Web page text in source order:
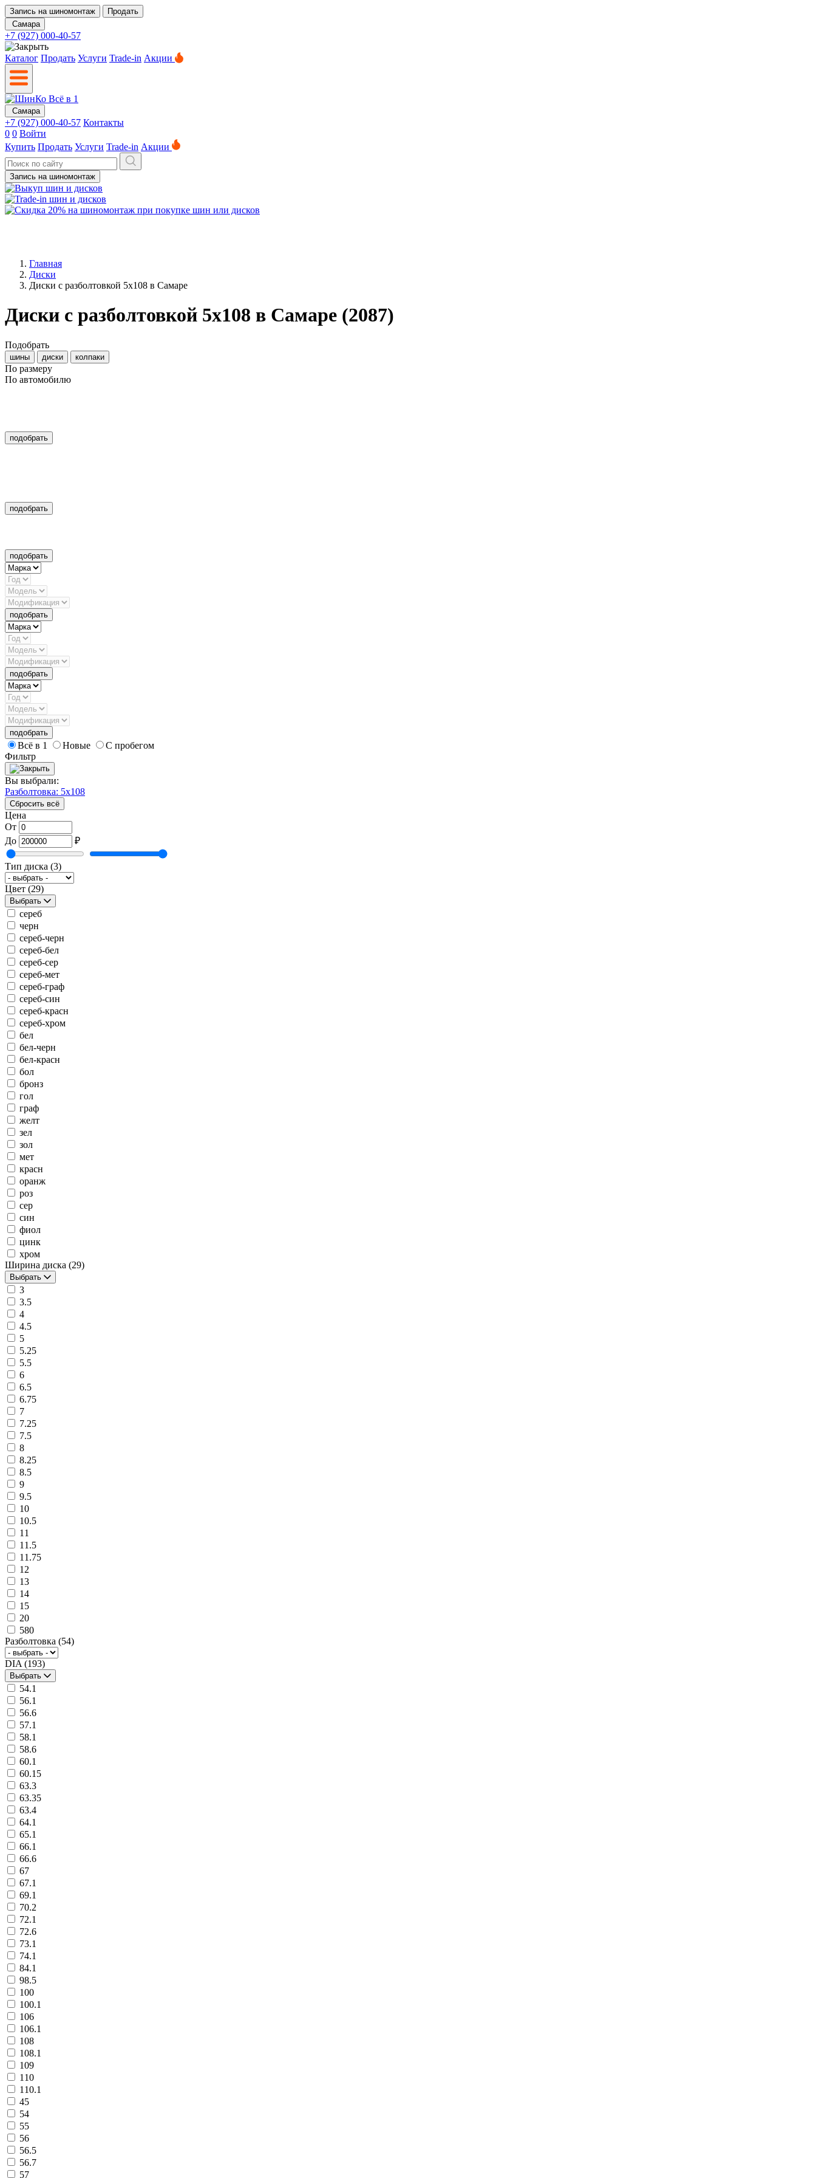
Запись на шиномонтаж
Продать
Самара
+7 (927) 000-40-57
Каталог Продать Услуги Trade-in Акции
Самара
+7 (927) 000-40-57 Контакты
0 0 Войти
Купить Продать Услуги Trade-in Акции
Запись на шиномонтаж
Главная
Диски
Диски с разболтовкой 5x108 в Самаре
Диски с разболтовкой 5x108 в Самаре (2087)
Подобрать
шины диски колпаки
По размеру
По автомобилю
подобрать
подобрать
подобрать
подобрать
подобрать
подобрать
Всё в 1 Новые
С пробегом
Фильтр
Вы выбрали:
Разболтовка: 5x108
Сбросить всё
Цена
От
До
₽
Тип диска (3)
Цвет (29)
Выбрать
сереб
черн
сереб-черн
сереб-бел
сереб-сер
сереб-мет
сереб-граф
сереб-син
сереб-красн
сереб-хром
бел
бел-черн
бел-красн
бол
бронз
гол
граф
желт
зел
зол
мет
красн
оранж
роз
сер
син
фиол
цинк
хром
Ширина диска (29)
Выбрать
3
3.5
4
4.5
5
5.25
5.5
6
6.5
6.75
7
7.25
7.5
8
8.25
8.5
9
9.5
10
10.5
11
11.5
11.75
12
13
14
15
20
580
Разболтовка (54)
DIA (193)
Выбрать
54.1
56.1
56.6
57.1
58.1
58.6
60.1
60.15
63.3
63.35
63.4
64.1
65.1
66.1
66.6
67
67.1
69.1
70.2
72.1
72.6
73.1
74.1
84.1
98.5
100
100.1
106
106.1
108
108.1
109
110
110.1
45
54
55
56
56.5
56.7
57